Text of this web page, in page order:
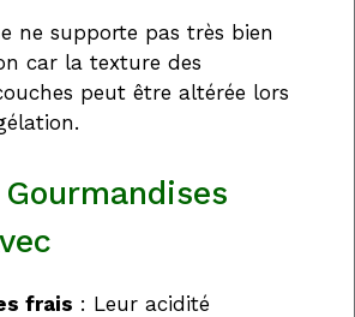
ne supporte pas très bien
car la texture des
peut être altérée lors
frais : Leur acidité